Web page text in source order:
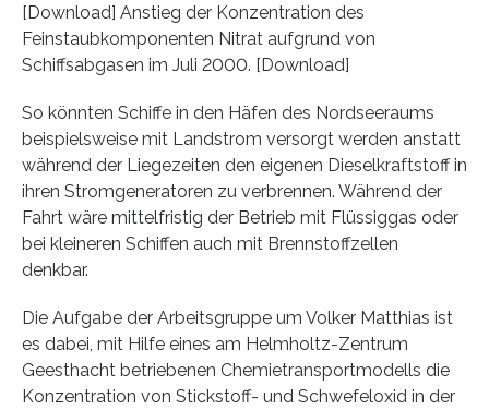
[Download] Anstieg der Konzentration des
Feinstaubkomponenten Nitrat aufgrund von
Schiffsabgasen im Juli 2000. [Download]
So könnten Schiffe in den Häfen des Nordseeraums
beispielsweise mit Landstrom versorgt werden anstatt
während der Liegezeiten den eigenen Dieselkraftstoff in
ihren Stromgeneratoren zu verbrennen. Während der
Fahrt wäre mittelfristig der Betrieb mit Flüssiggas oder
bei kleineren Schiffen auch mit Brennstoffzellen
denkbar.
Die Aufgabe der Arbeitsgruppe um Volker Matthias ist
es dabei, mit Hilfe eines am Helmholtz-Zentrum
Geesthacht betriebenen Chemietransportmodells die
Konzentration von Stickstoff- und Schwefeloxid in der